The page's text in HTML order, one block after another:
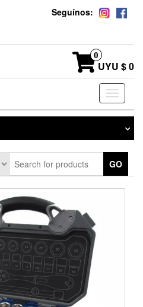
Seguínos:
0
UYU $ 0
Toggle
GO